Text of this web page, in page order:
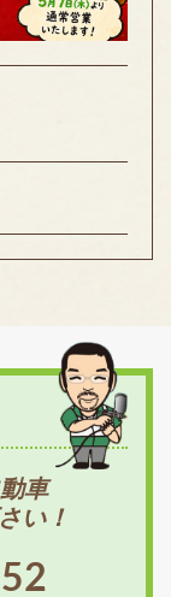
車
い！